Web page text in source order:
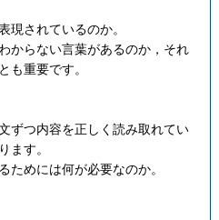
現されているのか。
からない言葉があるのか，それ
も重要です。
ずつ内容を正しく読み取れてい
ます。
ためには何が必要なのか。